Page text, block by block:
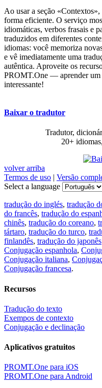
Ao usar a seção
forma eficiente. O serviço
idiomáticas, verbos frasais e
traduzidos em diferentes
idiomas: você memoriza
e vê imediatamente uma
autêntica. Aproveite os
PROMT.One — aprender um
interessante!
Baixar o tradutor
Tradutor,
20+
volver arriba
Termos de uso | Versão
Select a language
tradução do inglés, tradução
do francês, tradução do
chinês, tradução do coreano,
tártaro, tradução do turco,
finlandês, tradução do japonês
Conjugação espanhola,
Conjugação italiana,
Conjugação francesa.
Recursos
Tradução do texto
Exempos de contexto
Conjugação e declinação
Aplicativos gratuitos
PROMT.One para iOS
PROMT.One para Android